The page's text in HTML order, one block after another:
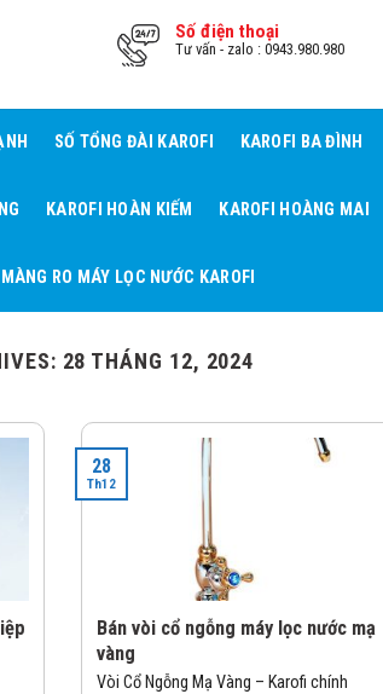
Số điện thoại
Tư vấn - zalo : 0943.980.980
SỐ TỔNG ĐÀI KAROFI KAROFI BA ĐÌNH
KAROFI HOÀN KIẾM KAROFI HOÀNG MAI
MÀNG RO MÁY LỌC NƯỚC KAROFI
28 THÁNG 12, 2024
Bán vòi cổ ngỗng máy lọc nước mạ
vàng
Vòi Cổ Ngỗng Mạ Vàng – Karofi chính
28
Th12